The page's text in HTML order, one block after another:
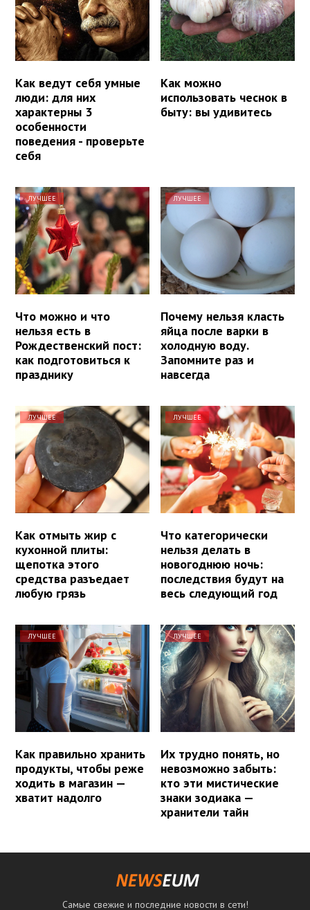
Как ведут себя умные
люди: для них
характерны 3
особенности
поведения - проверьте
себя
Как можно
использовать чеснок в
быту: вы удивитесь
ЛУЧШЕЕ
Что можно и что
нельзя есть в
Рождественский пост:
как подготовиться к
празднику
ЛУЧШЕЕ
Почему нельзя класть
яйца после варки в
холодную воду.
Запомните раз и
навсегда
ЛУЧШЕЕ
Как отмыть жир с
кухонной плиты:
щепотка этого
средства разъедает
любую грязь
ЛУЧШЕЕ
Что категорически
нельзя делать в
новогоднюю ночь:
последствия будут на
весь следующий год
ЛУЧШЕЕ
Как правильно хранить
продукты, чтобы реже
ходить в магазин —
хватит надолго
ЛУЧШЕЕ
Их трудно понять, но
невозможно забыть:
кто эти мистические
знаки зодиака —
хранители тайн
Самые свежие и последние новости в сети!